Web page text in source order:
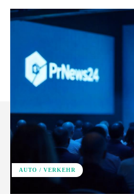
AUTO / VERKEHR